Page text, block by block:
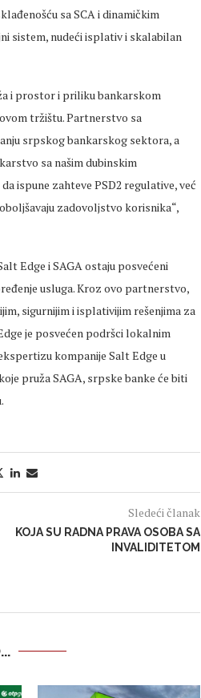
sa SCA i dinamičkim
sistem, nudeći isplativ i skalabilan
i prostor i priliku bankarskom
tržištu. Partnerstvo sa
srpskog bankarskog sektora, a
sa našim dubinskim
ispune zahteve PSD2 regulative, već
zadovoljstvo korisnika“,
Edge i SAGA ostaju posvećeni
usluga. Kroz ovo partnerstvo,
sigurnijim i isplativijim rešenjima za
je posvećen podršci lokalnim
kompanije Salt Edge u
pruža SAGA, srpske banke će biti
Sledeći članak
KOJA SU RADNA PRAVA OSOBA SA
INVALIDITETOM